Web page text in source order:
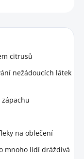
citrusů
nežádoucích látek
na oblečení
mnoho lidí dráždivá